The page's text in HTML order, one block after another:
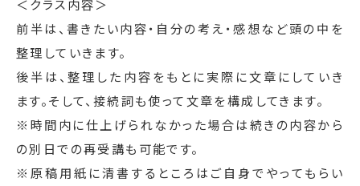
＜クラス内容＞
前半は、書きたい内容・自分の考え・感想など頭の中を
整理していきます。
後半は、整理した内容をもとに実際に文章にしていき
ます。そして、接続詞も使って文章を構成してきます。
※時間内に仕上げられなかった場合は続きの内容から
の別日での再受講も可能です。
※原稿用紙に清書するところはご自身でやってもらい